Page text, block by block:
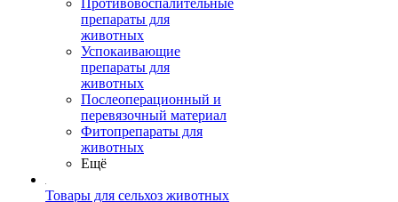
Противовоспалительные
препараты для
животных
Успокаивающие
препараты для
животных
Послеоперационный и
перевязочный материал
Фитопрепараты для
животных
Ещё
Товары для сельхоз животных